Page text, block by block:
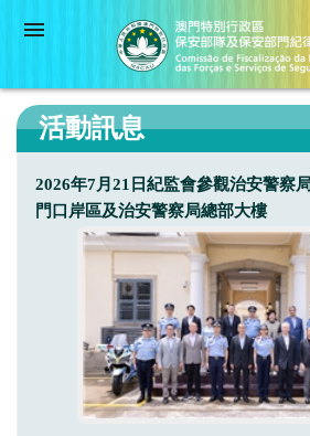
活動訊息
2026年7月21日紀監會參觀治安警察
門口岸區及治安警察局總部大樓